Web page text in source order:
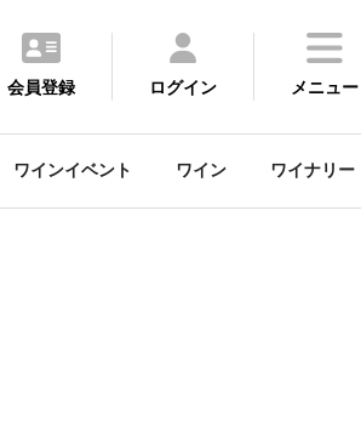
会員登録 ログイン メニュー
ワインイベント ワイン ワイナリー